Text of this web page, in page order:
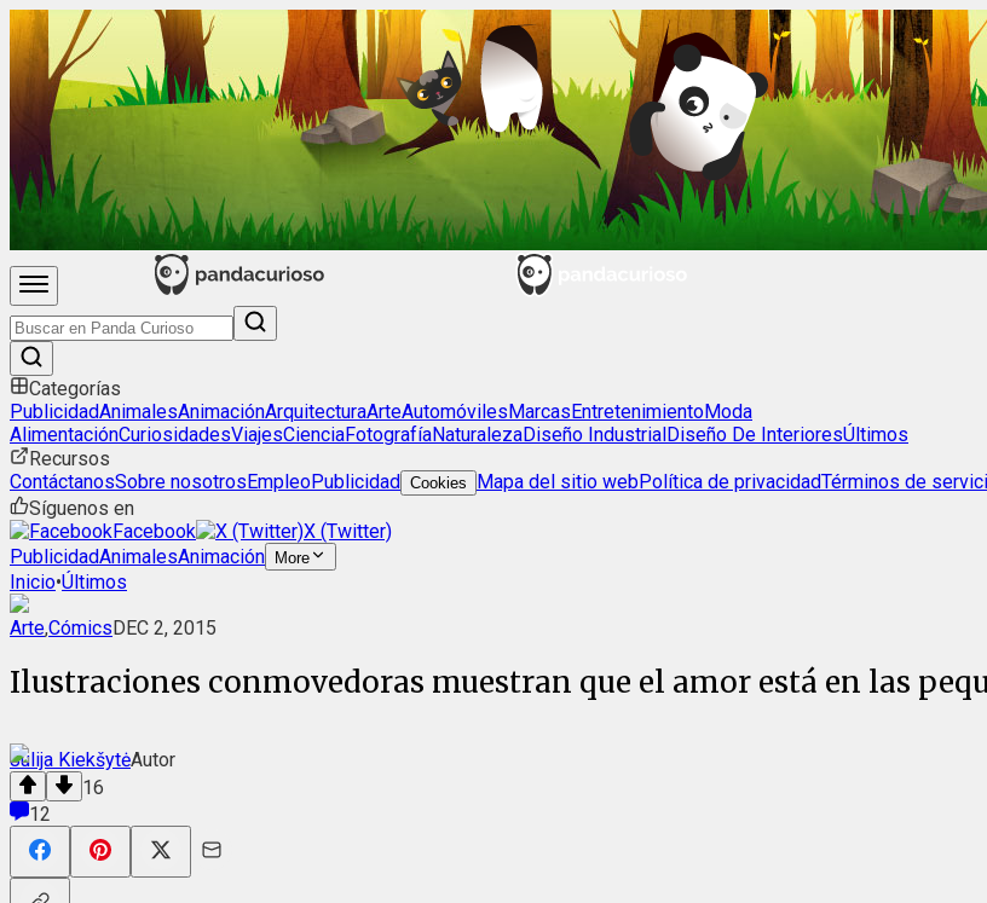
Categorías
PublicidadAnimalesAnimaciónArquitecturaArteAutomóvilesMarcasEntretenimientoModa
AlimentaciónCuriosidadesViajesCienciaFotografíaNaturalezaDiseño IndustrialDiseño De InterioresÚltimos
Recursos
ContáctanosSobre nosotrosEmpleoPublicidad Cookies Mapa del sitio webPolítica de privacidadTérminos de
Síguenos en
Facebook
X (Twitter)
PublicidadAnimalesAnimación More
Inicio•Últimos
Arte,CómicsDEC 2, 2015
Ilustraciones conmovedoras muestran que el amor está en las
Julija KiekšytėAutor
16
12